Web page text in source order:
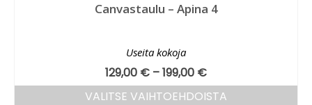
Canvastaulu – Apina 4
Useita kokoja
129,00 € –199,00 €
VALITSE VAIHTOEHDOISTA